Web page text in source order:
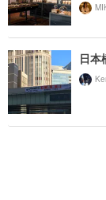
日本